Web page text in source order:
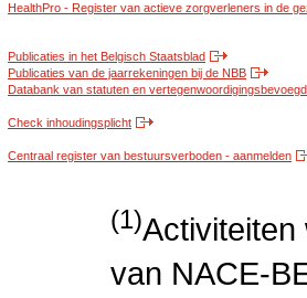
HealthPro - Register van actieve zorgverleners in de
Publicaties in het Belgisch Staatsblad
Publicaties van de jaarrekeningen bij de NBB
Databank van statuten en
Check inhoudingsplicht
Centraal register van bestuursverboden - aanmelden
(1)Activiteiten
van NACE-